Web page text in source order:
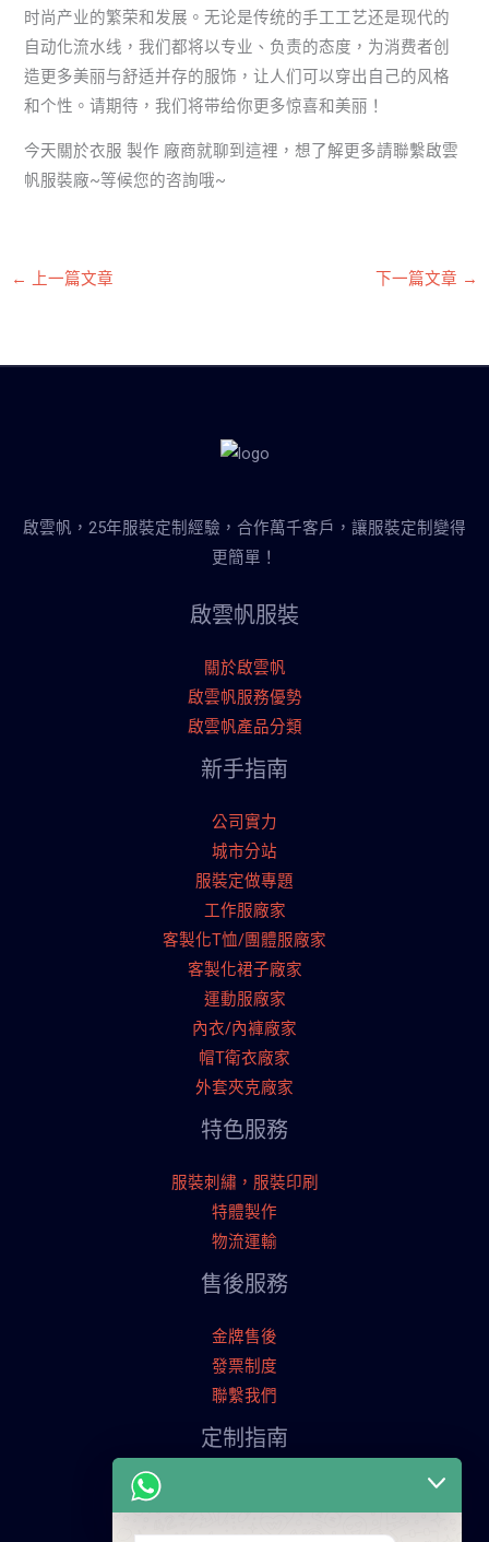
时尚产业的繁荣和发展。无论是传统的手工工艺还是现代的
自动化流水线，我们都将以专业、负责的态度，为消费者创
造更多美丽与舒适并存的服饰，让人们可以穿出自己的风格
和个性。请期待，我们将带给你更多惊喜和美丽！
今天關於衣服 製作 廠商就聊到這裡，想了解更多請聯繫啟雲
帆服裝廠~等候您的咨詢哦~
← 上一篇文章 下一篇文章 →
啟雲帆，25年服裝定制經驗，合作萬千客戶，讓服裝定制變得
更簡單！
啟雲帆服裝
關於啟雲帆
啟雲帆服務優勢
啟雲帆產品分類
新手指南
公司實力
城市分站
服裝定做專題
工作服廠家
客製化T恤/團體服廠家
客製化裙子廠家
運動服廠家
內衣/內褲廠家
帽T衛衣廠家
外套夾克廠家
特色服務
服裝刺繡，服裝印刷
特體製作
物流運輸
售後服務
金牌售後
發票制度
聯繫我們
定制指南